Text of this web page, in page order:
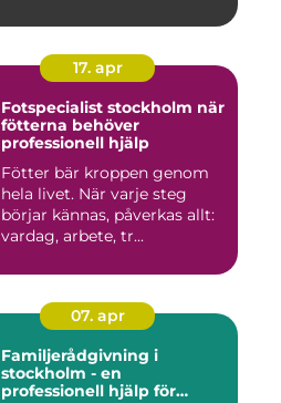
17. apr
Fotspecialist stockholm när
fötterna behöver
professionell hjälp
Fötter bär kroppen genom
hela livet. När varje steg
börjar kännas, påverkas allt:
vardag, arbete, tr...
07. apr
Familjerådgivning i
stockholm - en
professionell hjälp för